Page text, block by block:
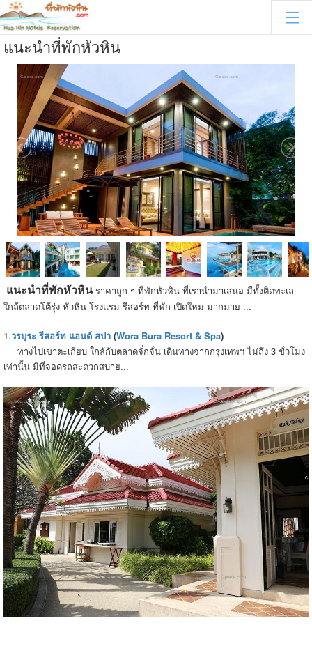
แนะนำที่พักหัวหิน
แนะนำที่พักหัวหินราคาถูก ๆ ที่พักหัวหิน ที่เรานำมาเสนอ มีทั้งติดทะเล
ใกล้ตลาดโต้รุ่ง หัวหิน โรงแรม รีสอร์ท ที่พัก เปิดใหม่ มากมาย ...
1.วรบุระ รีสอร์ท แอนด์ สปา (Wora Bura Resort & Spa)
ทางไปเขาตะเกียบ ใกล้กับตลาดจั๋กจั่น เดินทางจากกรุงเทพฯ ไม่ถึง 3 ชั่วโมง
เท่านั้น มีที่จอดรถสะดวกสบาย...